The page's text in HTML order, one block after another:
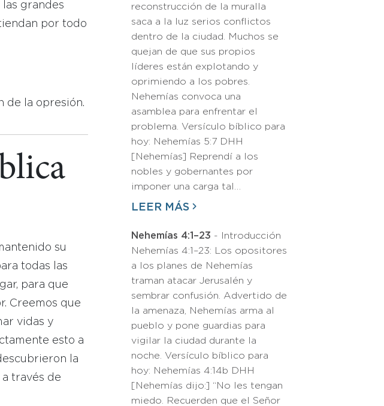
las grandes
por todo
de la opresión.
su
todas las
para que
Creemos que
vidas y
esto a
la
través de
reconstrucción de la muralla
saca a la luz serios conflictos
dentro de la ciudad. Muchos se
quejan de que sus propios
líderes están explotando y
oprimiendo a los pobres.
Nehemías convoca una
asamblea para enfrentar el
problema. Versículo bíblico para
hoy: Nehemías 5:7 DHH
[Nehemías] Reprendí a los
nobles y gobernantes por
imponer una carga tal…
LEER MÁS
Nehemías 4:1–23 - Introducción
Nehemías 4:1–23: Los opositores
a los planes de Nehemías
traman atacar Jerusalén y
sembrar confusión. Advertido de
la amenaza, Nehemías arma al
pueblo y pone guardias para
vigilar la ciudad durante la
noche. Versículo bíblico para
hoy: Nehemías 4:14b DHH
[Nehemías dijo:] “No les tengan
miedo. Recuerden que el Señor